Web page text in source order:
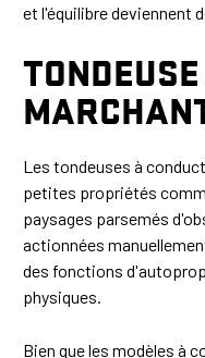
et l'équilibre deviennent
Les tondeuses à
petites propriétés
paysages parsemés
actionnées
des fonctions
physiques.
Bien que les modèles à